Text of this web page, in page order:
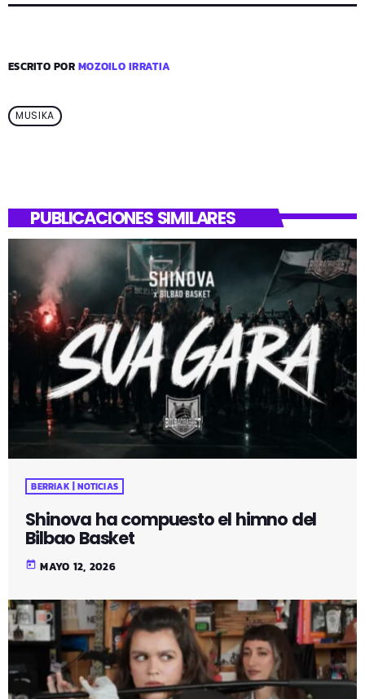
ESCRITO PORMOZOILO IRRATIA
MUSIKA
PUBLICACIONES SIMILARES
BERRIAK | NOTICIAS
Shinova ha compuesto el himno del
Bilbao Basket
today MAYO 12, 2026